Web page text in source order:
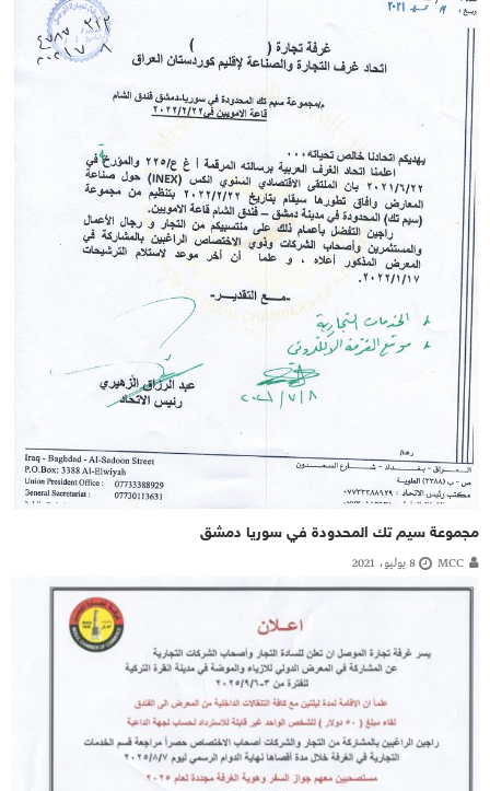
مجموعة سيم تك المحدودة في سوريا دمشق
MCC 8 يوليو، 2021